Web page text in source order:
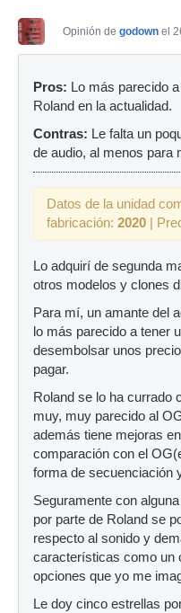
Opinión de godown el
Pros: Lo más parecido
Roland en la actualidad.
Contras: Le falta un
de audio, al menos para
Datos de la unidad
fabricación: 2020 |
Lo adquirí de segunda
otros modelos y clones
Para mí, un amante del
lo más parecido a tener
desembolsar unos
pagar.
Roland se lo ha currado
muy, muy parecido al
además tiene mejoras
comparación con el
forma de secuenciación
Seguramente con
por parte de Roland se
respecto al sonido y
características como un
opciones que yo me
Le doy cinco estrellas